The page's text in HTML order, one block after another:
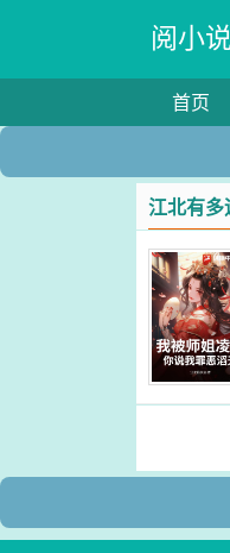
阅小
首页
江北有